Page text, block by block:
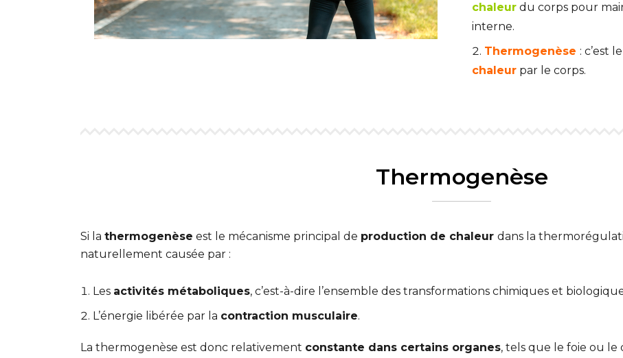
chaleur du corps pour
interne.
Thermogenèse : c’est
chaleur par le corps.
Thermogenèse
Si la thermogenèse est le mécanisme principal de production de chaleur dans la
naturellement causée par :
Les activités métaboliques, c’est-à-dire l’ensemble des transformations chimiques et
L’énergie libérée par la contraction musculaire.
La thermogenèse est donc relativement constante dans certains organes, tels que le foie ou